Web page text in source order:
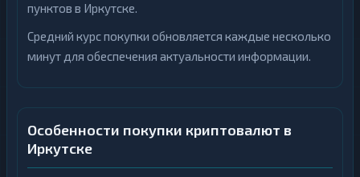
пунктов в Иркутске.
Средний курс покупки обновляется каждые несколько
минут для обеспечения актуальности информации.
Особенности покупки криптовалют в
Иркутске